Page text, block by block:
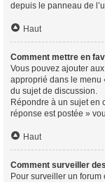
depuis le panneau de
Haut
Comment mettre en
Vous pouvez ajouter
approprié dans le menu
du sujet de discussion.
Répondre à un sujet en
réponse est postée »
Haut
Comment surveiller
Pour surveiller un